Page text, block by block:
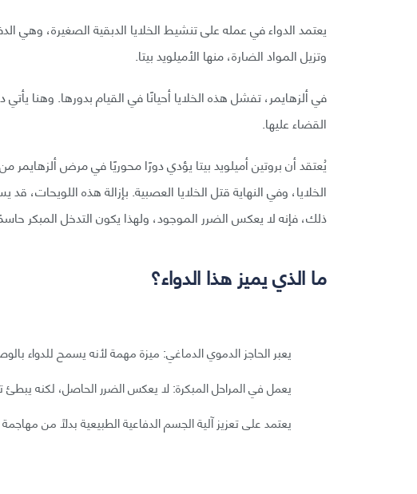
يعتمد الدواء في عمله على تنشيط الخلايا الدبقية الصغيرة، وهي
وتزيل المواد الضارة، منها الأميلويد بيتا.
في ألزهايمر، تفشل هذه الخلايا أحيانًا في القيام بدورها. وهنا
القضاء عليها.
يُعتقد أن بروتين أميلويد بيتا يؤدي دورًا محوريًا في مرض ألزهايمر
الخلايا، وفي النهاية قتل الخلايا العصبية. بإزالة هذه اللويحات،
ذلك، فإنه لا يعكس الضرر الموجود، ولهذا يكون التدخل المبكر
ما الذي يميز هذا الدواء؟
يعبر الحاجز الدموي الدماغي: ميزة مهمة لأنه يسمح للدواء
يعمل في المراحل المبكرة: لا يعكس الضرر الحاصل، لكنه
يعتمد على تعزيز آلية الجسم الدفاعية الطبيعية بدلًا من مهاجمة